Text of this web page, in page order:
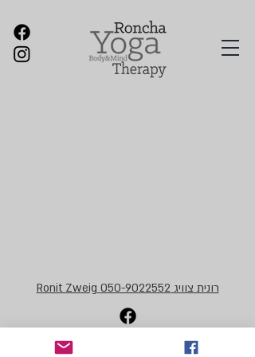
רונית צוויג 050-9022552 Ronit Zweig